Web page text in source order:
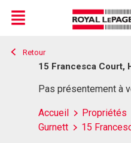
Live
En Direct
Menu
Retour
15 Francesca Court,
Pas présentement à
Accueil Propriétés
Gurnett
15